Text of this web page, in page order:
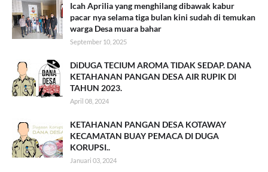
Icah Aprilia yang menghilang dibawak kabur
pacar nya selama tiga bulan kini sudah di temukan
warga Desa muara bahar
September 10, 2025
DiDUGA TECIUM AROMA TIDAK SEDAP. DANA
KETAHANAN PANGAN DESA AIR RUPIK DI
TAHUN 2023.
April 08, 2024
KETAHANAN PANGAN DESA KOTAWAY
KECAMATAN BUAY PEMACA DI DUGA
KORUPSI..
Januari 03, 2024